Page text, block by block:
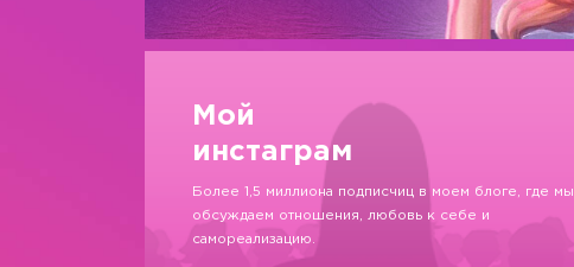
Мой
инстаграм
Более 1,5 миллиона подписчиц в моем блоге, где мы
обсуждаем отношения, любовь к себе и
самореализацию.